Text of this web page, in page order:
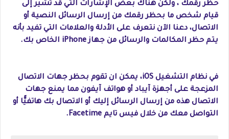
حظر رقمك ، ولكن هناك بعض الإشارات التي قد تشير إلى
قيام شخص ما بحظر رقمك من إرسال الرسائل النصية أو
الاتصال، دعنا الآن نتعرف على الأدلة والعلامات التي تفيد بأنه
يتم حظر المكالمات والرسائل من جهاز iPhone الخاص بك.
في نظام التشغيل iOS، يمكن ان تقوم بحظر جهات الاتصال
المزعجة على أجهزة آيباد أو هواتف آيفون مما يمنع جهات
الاتصال هذه من إرسال الرسائل إليك أو الاتصال بك هاتفيًّا أو
التواصل معك من خلال فيس تايم Facetime.